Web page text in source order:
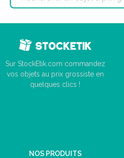
Sur StockEtik.com commandez
vos objets au prix grossiste en
quelques clics !
NOS PRODUITS